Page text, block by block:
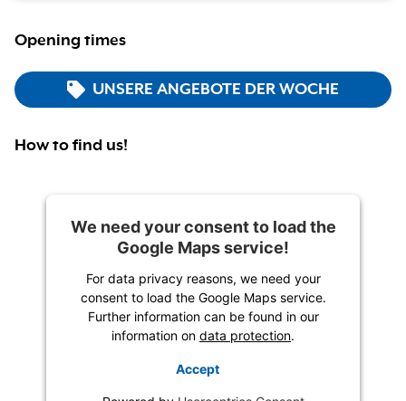
Opening times
UNSERE ANGEBOTE DER WOCHE
How to find us!
We need your consent to load the
Google Maps service!
For data privacy reasons, we need your
consent to load the Google Maps service.
Further information can be found in our
information on data protection.
Accept